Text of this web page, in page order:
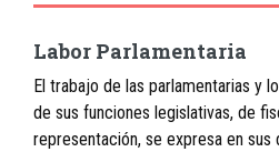
Labor Parlamentaria
El trabajo de las parlamentarias y
de sus funciones legislativas, de
representación, se expresa en